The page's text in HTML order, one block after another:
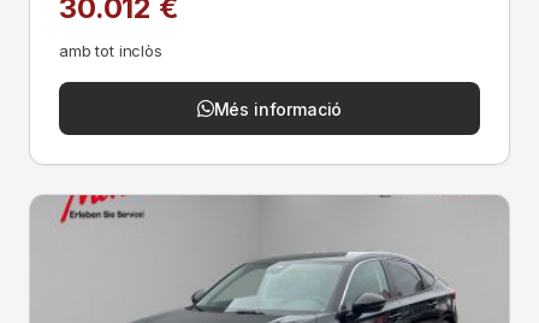
30.012 €
amb tot inclòs
Més informació